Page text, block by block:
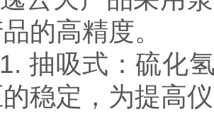
的高精度。
吸式：硫化氢
稳定，为提高